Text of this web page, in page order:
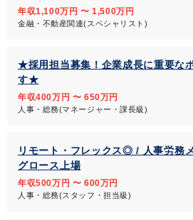
年収1,100万円 〜 1,500万円
金融・不動産関連(スペシャリスト)
★採用担当募集！企業成長に重要な
す★
年収400万円 〜 650万円
人事・総務(マネージャー・課長級)
リモート・フレックス◎ / 人事労務
グロース上場
年収500万円 〜 600万円
人事・総務(スタッフ・担当級)